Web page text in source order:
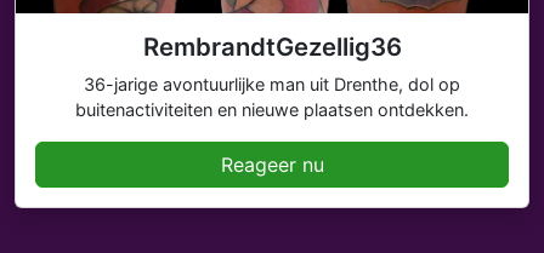
RembrandtGezellig36
36-jarige avontuurlijke man uit Drenthe, dol op
buitenactiviteiten en nieuwe plaatsen ontdekken.
Reageer nu